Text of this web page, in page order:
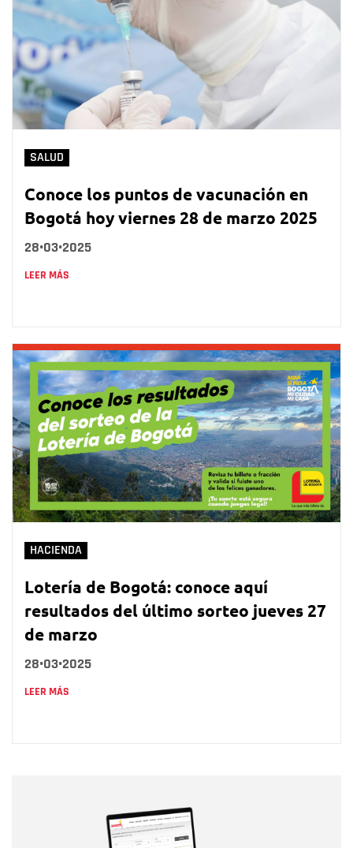
SALUD
Conoce los puntos de vacunación en
Bogotá hoy viernes 28 de marzo 2025
28•03•2025
LEER MÁS
HACIENDA
Lotería de Bogotá: conoce aquí
resultados del último sorteo jueves 27
de marzo
28•03•2025
LEER MÁS